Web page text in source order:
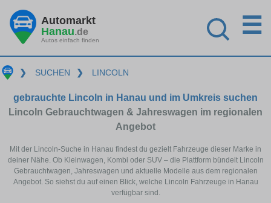
Automarkt
Hanau.de
Autos einfach finden
☰
❯ SUCHEN ❯ LINCOLN
gebrauchte Lincoln in Hanau und im Umkreis suchen
Lincoln Gebrauchtwagen & Jahreswagen im regionalen
Angebot
Mit der Lincoln-Suche in Hanau findest du gezielt Fahrzeuge dieser Marke in
deiner Nähe. Ob Kleinwagen, Kombi oder SUV – die Plattform bündelt Lincoln
Gebrauchtwagen, Jahreswagen und aktuelle Modelle aus dem regionalen
Angebot. So siehst du auf einen Blick, welche Lincoln Fahrzeuge in Hanau
verfügbar sind.